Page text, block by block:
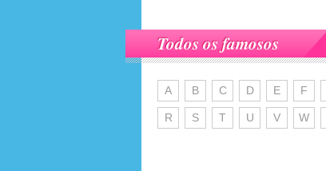
Todos os famosos
A B C D E F
R S T U V W